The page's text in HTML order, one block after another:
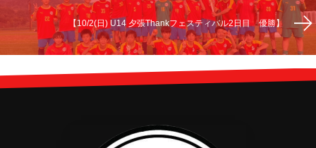
【10/2(日) U14 夕張Thankフェスティバル2日目 優勝】